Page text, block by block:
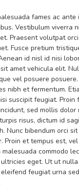
fames ac ante
Vestibulum viverra
Praesent volutpat
Fusce pretium
id nisl id nisi
amet vehicula elit.
vel posuere posuere.
nibh et fermentum.
suscipit feugiat. Proin
sed mollis dolor
risus, dictum id
Nunc bibendum orci
Proin et tempus est,
malesuada commodo
eget. Ut ut
feugiat urna sed